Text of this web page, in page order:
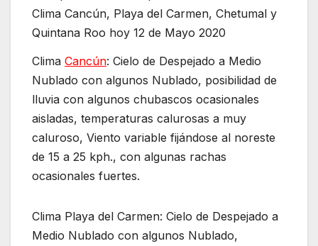
Clima Cancún, Playa del Carmen, Chetumal y
Quintana Roo hoy 12 de Mayo 2020
Clima Cancún: Cielo de Despejado a Medio
Nublado con algunos Nublado, posibilidad de
lluvia con algunos chubascos ocasionales
aisladas, temperaturas calurosas a muy
caluroso, Viento variable fijándose al noreste
de 15 a 25 kph., con algunas rachas
ocasionales fuertes.
Clima Playa del Carmen: Cielo de Despejado a
Medio Nublado con algunos Nublado,